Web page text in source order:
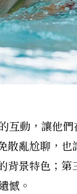
互動，讓他
亂尬聊，
景特色；
憾。